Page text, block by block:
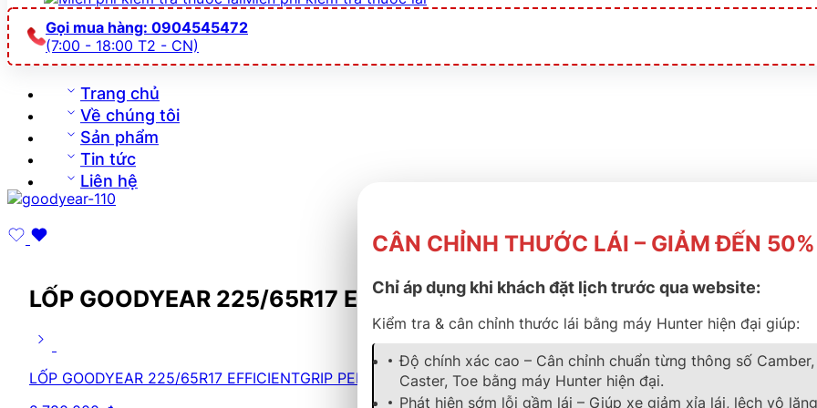
Gọi mua hàng: 0904545472
(7:00 - 18:00 T2 - CN)
Trang chủ
Về chúng tôi
Sản phẩm
Tin tức
Liên hệ
LỐP GOODYEAR 225/65R17 EFFICIENTGRIP PERF SUV
LỐP GOODYEAR 225/65R17 EFFICIENTGRIP PERF SUV
CÂN CHỈNH THƯỚC LÁI – GIẢM ĐẾN 50%
Chỉ áp dụng khi khách đặt lịch trước qua website:
Kiểm tra & cân chỉnh thước lái bằng máy Hunter hiện đại giúp:
Độ chính xác cao – Cân chỉnh chuẩn từng thông số Camber,
Caster, Toe bằng máy Hunter hiện đại.
Phát hiện sớm lỗi gầm lái – Giúp xe giảm xỉa lái, lệch vô